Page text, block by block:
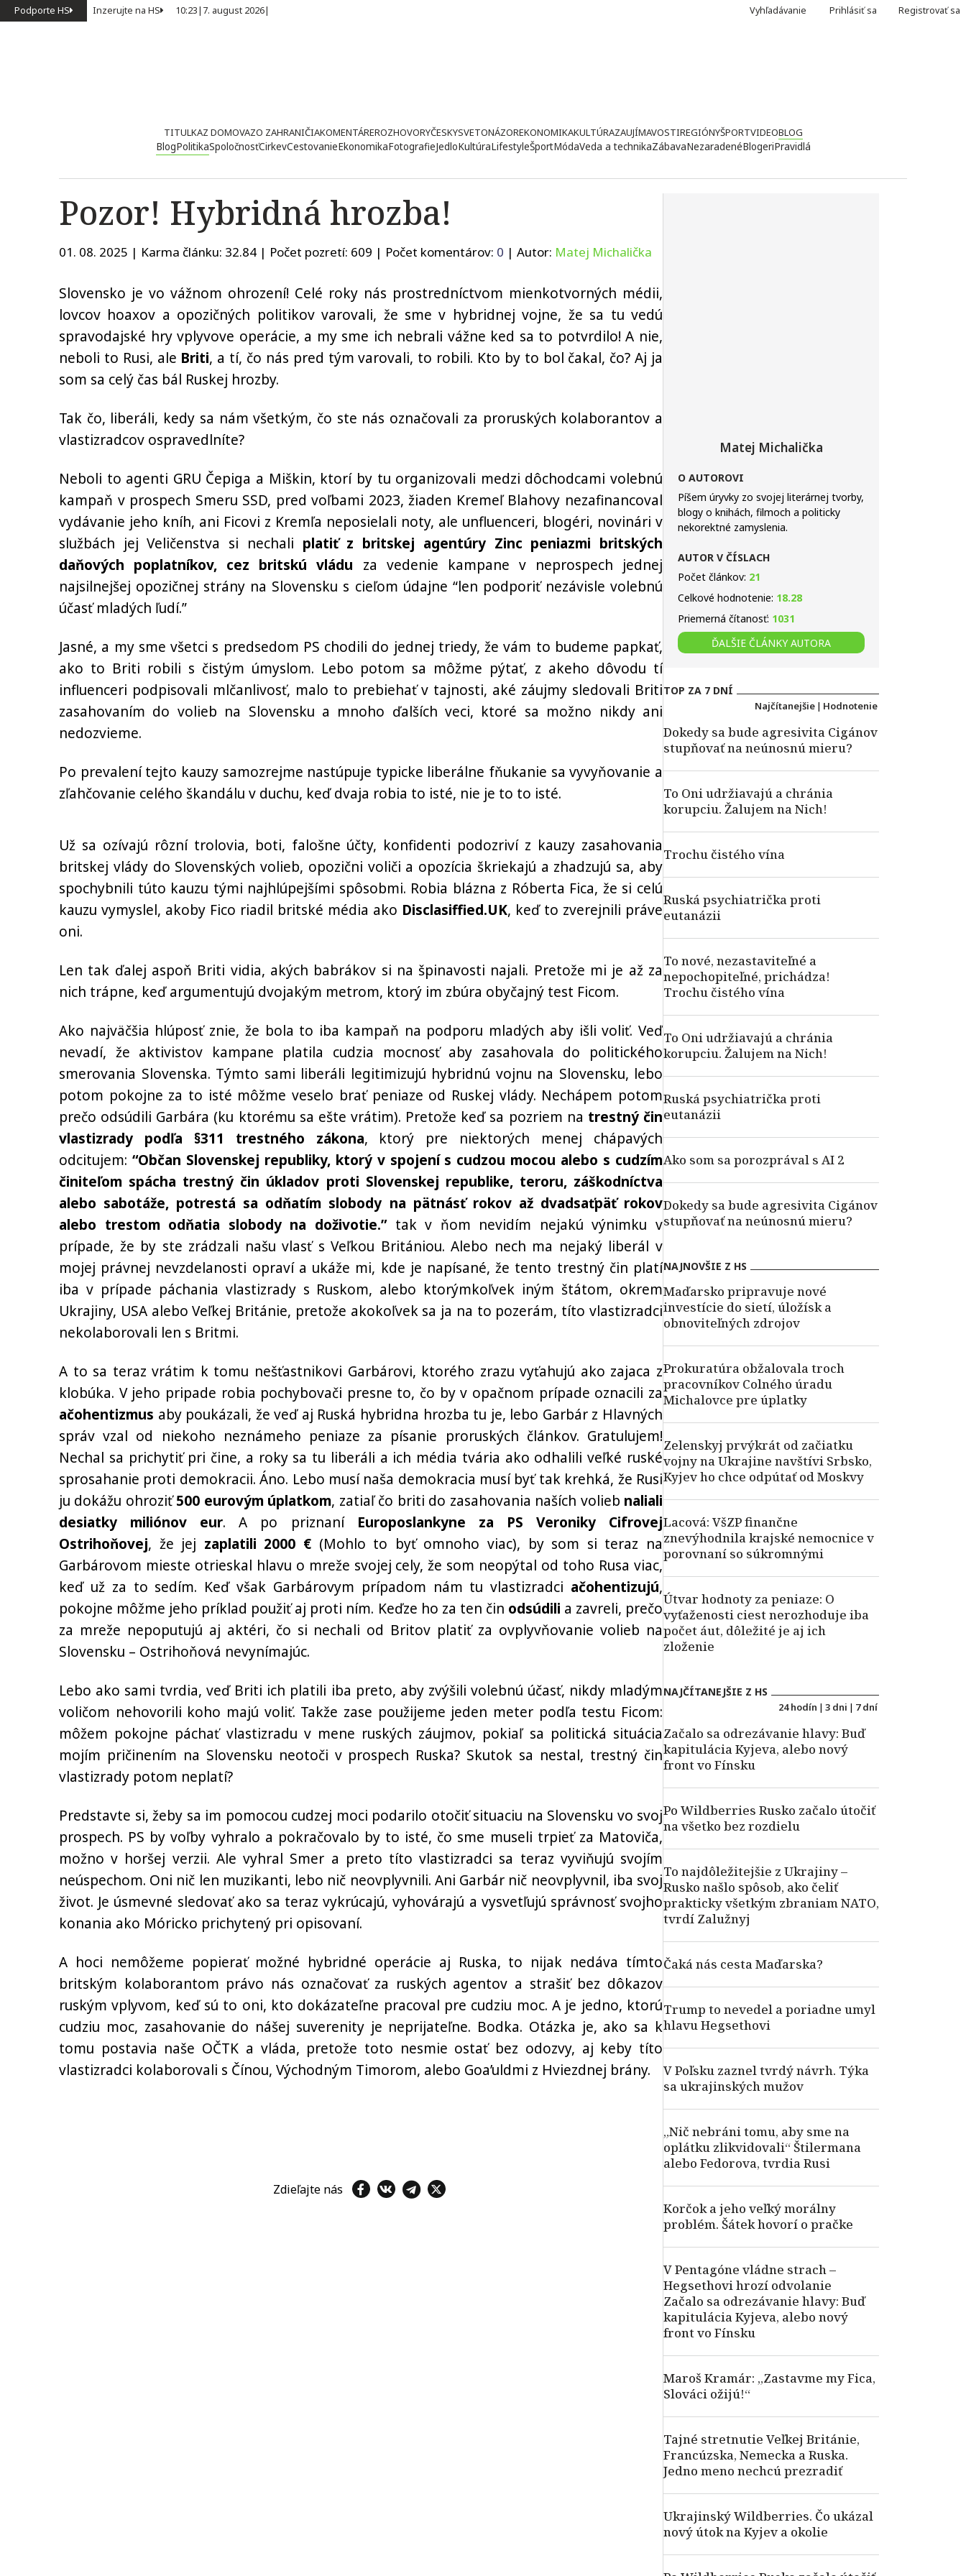
Podporte HS Inzerujte na HS 10:23| 7. august 2026| Vyhľadávanie Prihlásiť sa Registrovať sa
TITULKAZ DOMOVAZO ZAHRANIČIAKOMENTÁREROZHOVORYČESKYSVETONÁZOREKONOMIKAKULTÚRAZAUJÍMAVOSTIREGIÓNYŠPORTVIDEOBLOG
BlogPolitikaSpoločnosťCirkevCestovanieEkonomikaFotografieJedloKultúraLifestyleŠportMódaVeda a technikaZábavaNezaradenéBlogeriPravidlá
Pozor! Hybridná hrozba!
01. 08. 2025 | Karma článku: 32.84 | Počet pozretí: 609 | Počet komentárov: 0 | Autor: Matej Michalička
Slovensko je vo vážnom ohrození! Celé roky nás prostredníctvom mienkotvorných médii,
lovcov hoaxov a opozičných politikov varovali, že sme v hybridnej vojne, že sa tu vedú
spravodajské hry vplyvove operácie, a my sme ich nebrali vážne ked sa to potvrdilo! A nie,
neboli to Rusi, ale Briti, a tí, čo nás pred tým varovali, to robili. Kto by to bol čakal, čo? Aj ja
som sa celý čas bál Ruskej hrozby.
Tak čo, liberáli, kedy sa nám všetkým, čo ste nás označovali za proruských kolaborantov a
vlastizradcov ospravedlníte?
Neboli to agenti GRU Čepiga a Miškin, ktorí by tu organizovali medzi dôchodcami volebnú
kampaň v prospech Smeru SSD, pred voľbami 2023, žiaden Kremeľ Blahovy nezafinancoval
vydávanie jeho kníh, ani Ficovi z Kremľa neposielali noty, ale unfluenceri, blogéri, novinári v
službách jej Veličenstva si nechali platiť z britskej agentúry Zinc peniazmi britských
daňových poplatníkov, cez britskú vládu za vedenie kampane v neprospech jednej
najsilnejšej opozičnej strány na Slovensku s cieľom údajne “len podporiť nezávisle volebnú
účasť mladých ľudí.”
Jasné, a my sme všetci s predsedom PS chodili do jednej triedy, že vám to budeme papkať,
ako to Briti robili s čistým úmyslom. Lebo potom sa môžme pýtať, z akeho dôvodu tí
influenceri podpisovali mlčanlivosť, malo to prebiehať v tajnosti, aké záujmy sledovali Briti
zasahovaním do volieb na Slovensku a mnoho ďalších veci, ktoré sa možno nikdy ani
nedozvieme.
Po prevalení tejto kauzy samozrejme nastúpuje typicke liberálne fňukanie sa vyvyňovanie a
zľahčovanie celého škandálu v duchu, keď dvaja robia to isté, nie je to to isté.
Už sa ozívajú rôzní trolovia, boti, falošne účty, konfidenti podozriví z kauzy zasahovania
britskej vlády do Slovenských volieb, opozični voliči a opozícia škriekajú a zhadzujú sa, aby
spochybnili túto kauzu tými najhlúpejšími spôsobmi. Robia blázna z Róberta Fica, že si celú
kauzu vymyslel, akoby Fico riadil britské média ako Disclasiffied.UK, keď to zverejnili práve
oni.
Len tak ďalej aspoň Briti vidia, akých babrákov si na špinavosti najali. Pretože mi je až za
nich trápne, keď argumentujú dvojakým metrom, ktorý im zbúra obyčajný test Ficom.
Ako najväčšia hlúposť znie, že bola to iba kampaň na podporu mladých aby išli voliť. Veď
nevadí, že aktivistov kampane platila cudzia mocnosť aby zasahovala do politického
smerovania Slovenska. Týmto sami liberáli legitimizujú hybridnú vojnu na Slovensku, lebo
potom pokojne za to isté môžme veselo brať peniaze od Ruskej vlády. Nechápem potom
prečo odsúdili Garbára (ku ktorému sa ešte vrátim). Pretože keď sa pozriem na trestný čin
vlastizrady podľa §311 trestného zákona, ktorý pre niektorých menej chápavých
odcitujem: “Občan Slovenskej republiky, ktorý v spojení s cudzou mocou alebo s cudzím
činiteľom spácha trestný čin úkladov proti Slovenskej republike, teroru, záškodníctva
alebo sabotáže, potrestá sa odňatím slobody na pätnásť rokov až dvadsaťpäť rokov
alebo trestom odňatia slobody na doživotie.”tak v ňom nevidím nejakú výnimku v
prípade, že by ste zrádzali našu vlasť s Veľkou Britániou. Alebo nech ma nejaký liberál v
mojej právnej nevzdelanosti opraví a ukáže mi, kde je napísané, že tento trestný čin platí
iba v prípade páchania vlastizrady s Ruskom, alebo ktorýmkoľvek iným štátom, okrem
Ukrajiny, USA alebo Veľkej Británie, pretože akokoľvek sa ja na to pozerám, títo vlastizradci
nekolaborovali len s Britmi.
A to sa teraz vrátim k tomu nešťastnikovi Garbárovi, ktorého zrazu vyťahujú ako zajaca z
klobúka. V jeho pripade robia pochybovači presne to, čo by v opačnom prípade oznacili za
ačohentizmus aby poukázali, že veď aj Ruská hybridna hrozba tu je, lebo Garbár z Hlavných
správ vzal od niekoho neznámeho peniaze za písanie proruských článkov. Gratulujem!
Nechal sa prichytiť pri čine, a roky sa tu liberáli a ich média tvária ako odhalili veľké ruské
sprosahanie proti demokracii. Áno. Lebo musí naša demokracia musí byť tak krehká, že Rusi
ju dokážu ohroziť500 eurovým úplatkom, zatiaľ čo briti do zasahovania naších volieb naliali
desiatky miliónov eur. A po priznaní Europoslankyne za PS Veroniky Cifrovej
Ostrihoňovej, že jej zaplatili 2000 € (Mohlo to byť omnoho viac), by som si teraz na
Garbárovom mieste otrieskal hlavu o mreže svojej cely, že som neopýtal od toho Rusa viac,
keď už za to sedím. Keď však Garbárovym prípadom nám tu vlastizradci ačohentizujú,
pokojne môžme jeho príklad použiť aj proti ním. Keďze ho za ten čin odsúdili a zavreli, prečo
za mreže nepoputujú aj aktéri, čo si nechali od Britov platiť za ovplyvňovanie volieb na
Slovensku – Ostrihoňová nevynímajúc.
Lebo ako sami tvrdia, veď Briti ich platili iba preto, aby zvýšili volebnú účasť, nikdy mladým
voličom nehovorili koho majú voliť. Takže zase použijeme jeden meter podľa testu Ficom:
môžem pokojne páchať vlastizradu v mene ruských záujmov, pokiaľ sa politická situácia
mojím pričinením na Slovensku neotoči v prospech Ruska? Skutok sa nestal, trestný čin
vlastizrady potom neplatí?
Predstavte si, žeby sa im pomocou cudzej moci podarilo otočiť situaciu na Slovensku vo svoj
prospech. PS by voľby vyhralo a pokračovalo by to isté, čo sme museli trpieť za Matoviča,
možno v horšej verzii. Ale vyhral Smer a preto títo vlastizradci sa teraz vyviňujú svojím
neúspechom. Oni nič len muzikanti, lebo nič neovplyvnili. Ani Garbár nič neovplyvnil, iba svoj
život. Je úsmevné sledovať ako sa teraz vykrúcajú, vyhovárajú a vysvetľujú správnosť svojho
konania ako Móricko prichytený pri opisovaní.
A hoci nemôžeme popierať možné hybridné operácie aj Ruska, to nijak nedáva tímto
britským kolaborantom právo nás označovať za ruských agentov a strašiť bez dôkazov
ruským vplyvom, keď sú to oni, kto dokázateľne pracoval pre cudziu moc. A je jedno, ktorú
cudziu moc, zasahovanie do nášej suverenity je neprijateľne. Bodka. Otázka je, ako sa k
tomu postavia naše OČTK a vláda, pretože toto nesmie ostať bez odozvy, aj keby títo
vlastizradci kolaborovali s Čínou, Východným Timorom, alebo Goa’uldmi z Hviezdnej brány.
Zdieľajte nás
Matej Michalička
O AUTOROVI
Píšem úryvky zo svojej literárnej tvorby,
blogy o knihách, filmoch a politicky
nekorektné zamyslenia.
AUTOR V ČÍSLACH
Počet článkov: 21
Celkové hodnotenie: 18.28
Priemerná čítanosť: 1031
ĎALŠIE ČLÁNKY AUTORA
TOP ZA 7 DNÍ
Najčítanejšie | Hodnotenie
Dokedy sa bude agresivita Cigánov
stupňovať na neúnosnú mieru?
To Oni udržiavajú a chránia
korupciu. Žalujem na Nich!
Trochu čistého vína
Ruská psychiatrička proti
eutanázii
To nové, nezastaviteľné a
nepochopiteľné, prichádza!
Trochu čistého vína
To Oni udržiavajú a chránia
korupciu. Žalujem na Nich!
Ruská psychiatrička proti
eutanázii
Ako som sa porozprával s AI 2
Dokedy sa bude agresivita Cigánov
stupňovať na neúnosnú mieru?
NAJNOVŠIE Z HS
Maďarsko pripravuje nové
investície do sietí, úložísk a
obnoviteľných zdrojov
Prokuratúra obžalovala troch
pracovníkov Colného úradu
Michalovce pre úplatky
Zelenskyj prvýkrát od začiatku
vojny na Ukrajine navštívi Srbsko,
Kyjev ho chce odpútať od Moskvy
Lacová: VšZP finančne
znevýhodnila krajské nemocnice v
porovnaní so súkromnými
Útvar hodnoty za peniaze: O
vyťaženosti ciest nerozhoduje iba
počet áut, dôležité je aj ich
zloženie
NAJČÍTANEJŠIE Z HS
24 hodín | 3 dni | 7 dní
Začalo sa odrezávanie hlavy: Buď
kapitulácia Kyjeva, alebo nový
front vo Fínsku
Po Wildberries Rusko začalo útočiť
na všetko bez rozdielu
To najdôležitejšie z Ukrajiny –
Rusko našlo spôsob, ako čeliť
prakticky všetkým zbraniam NATO,
tvrdí Zalužnyj
Čaká nás cesta Maďarska?
Trump to nevedel a poriadne umyl
hlavu Hegsethovi
V Poľsku zaznel tvrdý návrh. Týka
sa ukrajinských mužov
„Nič nebráni tomu, aby sme na
oplátku zlikvidovali“ Štilermana
alebo Fedorova, tvrdia Rusi
Korčok a jeho veľký morálny
problém. Šátek hovorí o pračke
V Pentagóne vládne strach –
Hegsethovi hrozí odvolanie
Začalo sa odrezávanie hlavy: Buď
kapitulácia Kyjeva, alebo nový
front vo Fínsku
Maroš Kramár: „Zastavme my Fica,
Slováci ožijú!“
Tajné stretnutie Veľkej Británie,
Francúzska, Nemecka a Ruska.
Jedno meno nechcú prezradiť
Ukrajinský Wildberries. Čo ukázal
nový útok na Kyjev a okolie